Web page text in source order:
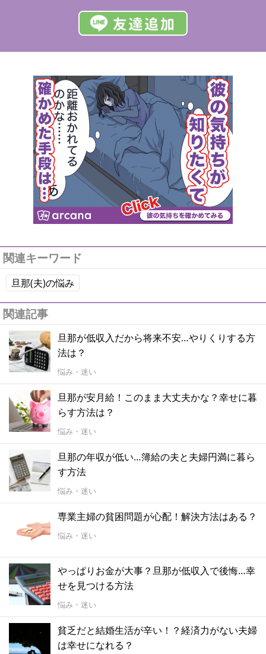
関連キーワード
旦那(夫)の悩み
関連記事
旦那が低収入だから将来不安…やりくりする方
法は？
悩み・迷い
旦那が安月給！このまま大丈夫かな？幸せに暮
らす方法は？
悩み・迷い
旦那の年収が低い…簿給の夫と夫婦円満に暮ら
す方法
悩み・迷い
専業主婦の貧困問題が心配！解決方法はある？
悩み・迷い
やっぱりお金が大事？旦那が低収入で後悔…幸
せを見つける方法
悩み・迷い
貧乏だと結婚生活が辛い！？経済力がない夫婦
は幸せになれる？